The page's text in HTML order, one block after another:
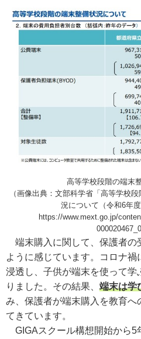
高等学校段階の端末
（画像出典：文部科学省「高等学校
況について（令和6年
https://www.mext.go.jp/
端末購入に関して、保護者の
ように感じています。コロナ禍
浸透し、子供が端末を使って学
りました。その結果、 端末は学
み、保護者が端末購入を教育へ
てきています。
GIGAスクール構想開始から5